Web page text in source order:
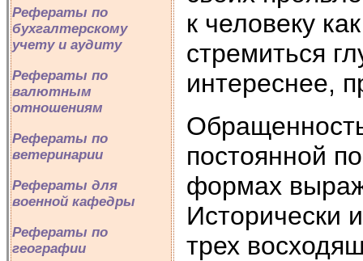
Рефераты по
бухгалтерскому
учету и аудиту
Рефераты по
валютным
отношениям
Рефераты по
ветеринарии
Рефераты для
военной кафедры
Рефераты по
географии
к человеку
стремиться
интереснее,
постоянной
формах
Исторически
трех